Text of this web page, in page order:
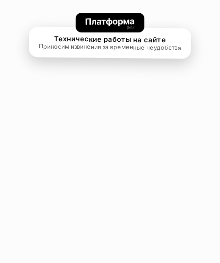
Технические работы на сайте
Приносим извинения за временные неудобства